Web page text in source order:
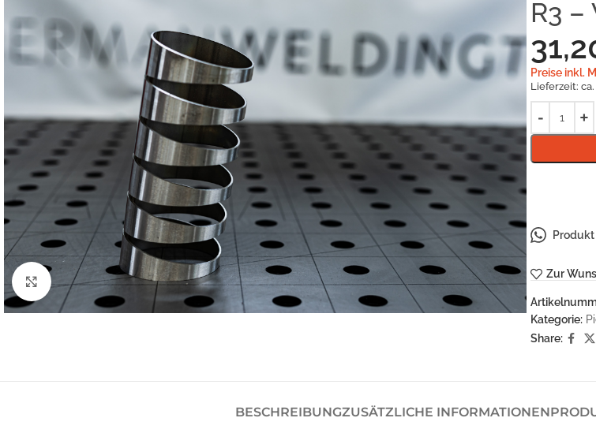
Klick zum Vergrößern
R3 –
Preise inkl.
Lieferzeit:
Zur
Kategorie:
Share:
BESCHREIBUNGZUSÄTZLICHE INFORMATIONEN